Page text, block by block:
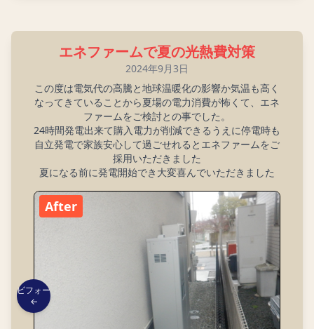
エネファームで夏の光熱費対策
2024年9月3日
この度は電気代の高騰と地球温暖化の影響か気温も高く
なってきていることから夏場の電力消費が怖くて、エネ
ファームをご検討との事でした。
24時間発電出来て購入電力が削減できるうえに停電時も
自立発電で家族安心して過ごせれるとエネファームをご
採用いただきました
夏になる前に発電開始でき大変喜んでいただきました
ビフォー
←
After